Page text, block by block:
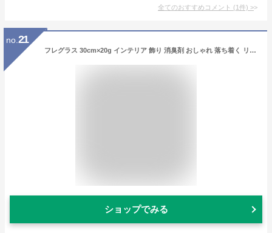
全てのおすすめコメント (1件) >
no. 21
フレグラス 30cm×20g インテリア 飾り 消臭剤 おしゃれ 落ち着く リビングインテリア 玄関飾り おしゃれ かわいい 天然 空気清浄機 い草 イグサ 井草(代引不可)【送料無料】
ショップでみる